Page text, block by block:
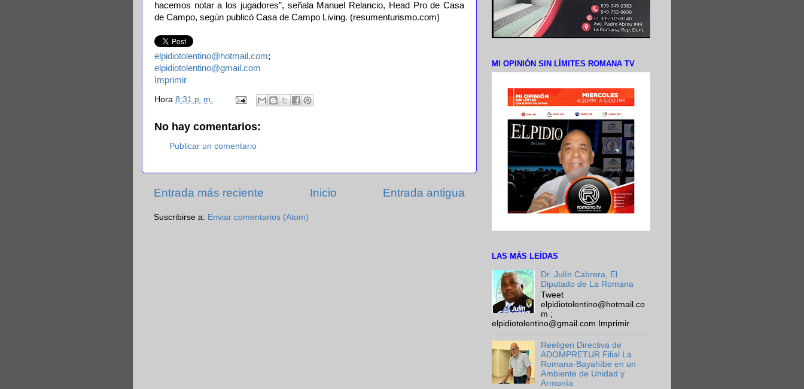
hacemos notar a los jugadores”, señala Manuel Relancio, Head Pro de Casa
de Campo, según publicó Casa de Campo Living. (resumenturismo.com)
elpidiotolentino@hotmail.com;
elpidiotolentino@gmail.com
Imprimir
Hora 8:31 p. m.
No hay comentarios:
Publicar un comentario
Entrada más reciente Entrada antigua
Inicio
Suscribirse a: Enviar comentarios (Atom)
MI OPINIÓN SIN LÍMITES ROMANA TV
LAS MÁS LEÍDAS
Dr. Julín Cabrera, El
Diputado de La Romana
Tweet
elpidiotolentino@hotmail.co
m ;
elpidiotolentino@gmail.com Imprimir
Reeligen Directiva de
ADOMPRETUR Filial La
Romana-Bayahíbe en un
Ambiente de Unidad y
Armonía